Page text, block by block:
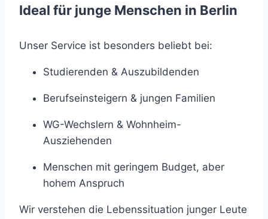
Ideal für junge Menschen in Berlin
Unser Service ist besonders beliebt bei:
Studierenden & Auszubildenden
Berufseinsteigern & jungen Familien
WG-Wechslern & Wohnheim-
Ausziehenden
Menschen mit geringem Budget, aber
hohem Anspruch
Wir verstehen die Lebenssituation junger Leute